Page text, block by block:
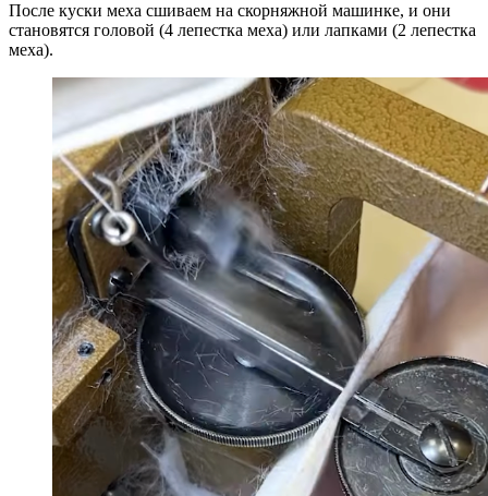
После куски меха сшиваем на скорняжной машинке, и они
становятся головой (4 лепестка меха) или лапками (2 лепестка
меха).